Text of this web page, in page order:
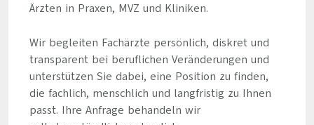
Ärzten in Praxen, MVZ und Kliniken.
Wir begleiten Fachärzte persönlich, diskret und
transparent bei beruflichen Veränderungen und
unterstützen Sie dabei, eine Position zu finden,
die fachlich, menschlich und langfristig zu Ihnen
passt. Ihre Anfrage behandeln wir